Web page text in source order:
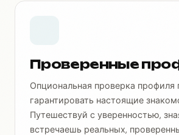
Проверенные
Опциональная проверка профиля
гарантировать настоящие
Путешествуй с уверенностью,
встречаешь реальных,